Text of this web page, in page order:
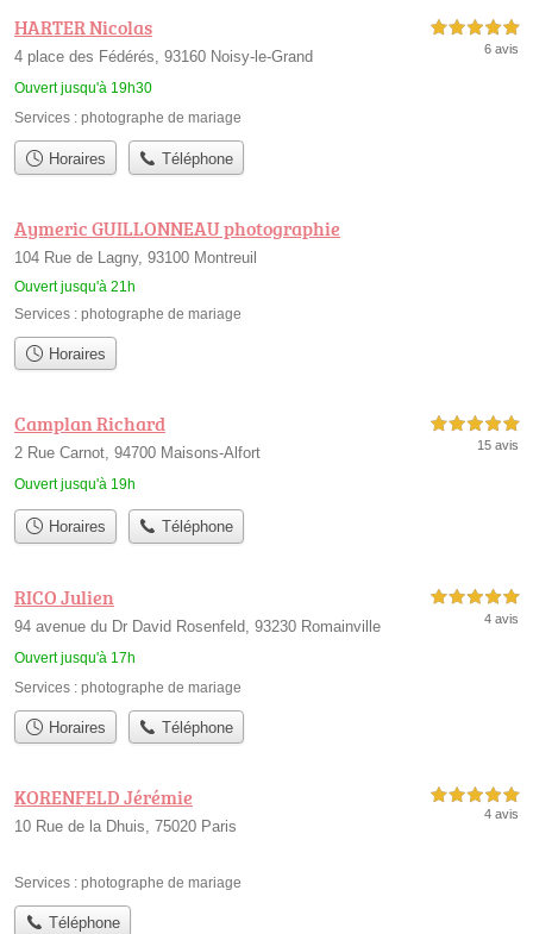
HARTER Nicolas
4 place des Fédérés, 93160 Noisy-le-Grand
Ouvert jusqu'à 19h30
5,0 étoiles sur 5
6 avis
Services : photographe de mariage
Horaires Téléphone
Aymeric GUILLONNEAU photographie
104 Rue de Lagny, 93100 Montreuil
Ouvert jusqu'à 21h
Services : photographe de mariage
Horaires
Camplan Richard
2 Rue Carnot, 94700 Maisons-Alfort
Ouvert jusqu'à 19h
5,0 étoiles sur 5
15 avis
Horaires Téléphone
RICO Julien
94 avenue du Dr David Rosenfeld, 93230 Romainville
Ouvert jusqu'à 17h
5,0 étoiles sur 5
4 avis
Services : photographe de mariage
Horaires Téléphone
KORENFELD Jérémie
10 Rue de la Dhuis, 75020 Paris
5,0 étoiles sur 5
4 avis
Services : photographe de mariage
Téléphone